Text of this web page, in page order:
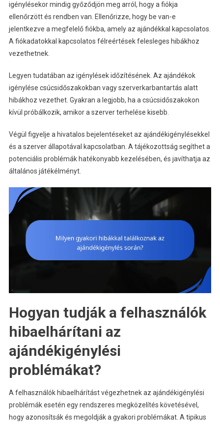
igénylésekor mindig győződjön meg arról, hogy a fiókja
ellenőrzött és rendben van. Ellenőrizze, hogy be van-e
jelentkezve a megfelelő fiókba, amely az ajándékkal kapcsolatos.
A fiókadatokkal kapcsolatos félreértések felesleges hibákhoz
vezethetnek.
Legyen tudatában az igénylések időzítésének. Az ajándékok
igénylése csúcsidőszakokban vagy szerverkarbantartás alatt
hibákhoz vezethet. Gyakran a legjobb, ha a csúcsidőszakokon
kívül próbálkozik, amikor a szerver terhelése kisebb.
Végül figyelje a hivatalos bejelentéseket az ajándékigénylésekkel
és a szerver állapotával kapcsolatban. A tájékozottság segíthet a
potenciális problémák hatékonyabb kezelésében, és javíthatja az
általános játékélményt.
Hogyan tudják a felhasználók
hibaelhárítani az
ajándékigénylési
problémákat?
A felhasználók hibaelhárítást végezhetnek az ajándékigénylési
problémák esetén egy rendszeres megközelítés követésével,
hogy azonosítsák és megoldják a gyakori problémákat. A tipikus